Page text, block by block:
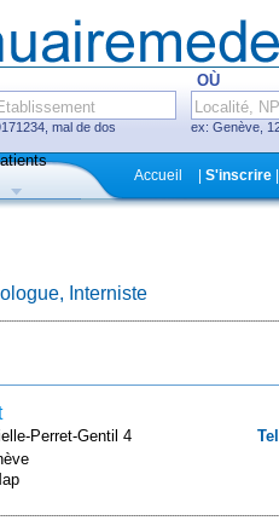
mal de dos
OÙ
ex: Genève,
Hôpitaux, cliniques
rendez-vous en ligne
Accueil S'inscrire|
Interniste
Perret-Gentil 4